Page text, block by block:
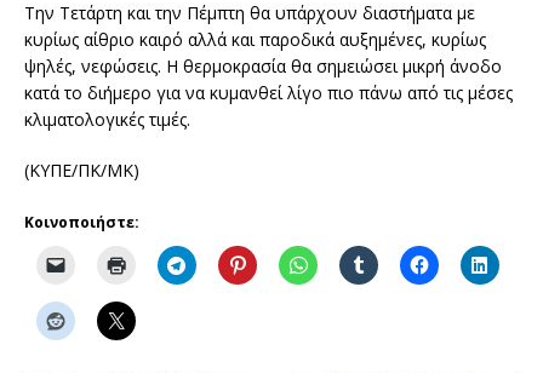
Την Τετάρτη και την Πέµπτη θα υπάρχουν διαστήµατα µε
κυρίως αίθριο καιρό αλλά και παροδικά αυξηµένες, κυρίως
ψηλές, νεφώσεις. Η θερµοκρασία θα σηµειώσει µικρή άνοδο
κατά το διήµερο για να κυµανθεί λίγο πιο πάνω από τις µέσες
κλιµατολογικές τιµές.
(ΚΥΠΕ/ΠΚ/ΜΚ)
Κοινοποιήστε: